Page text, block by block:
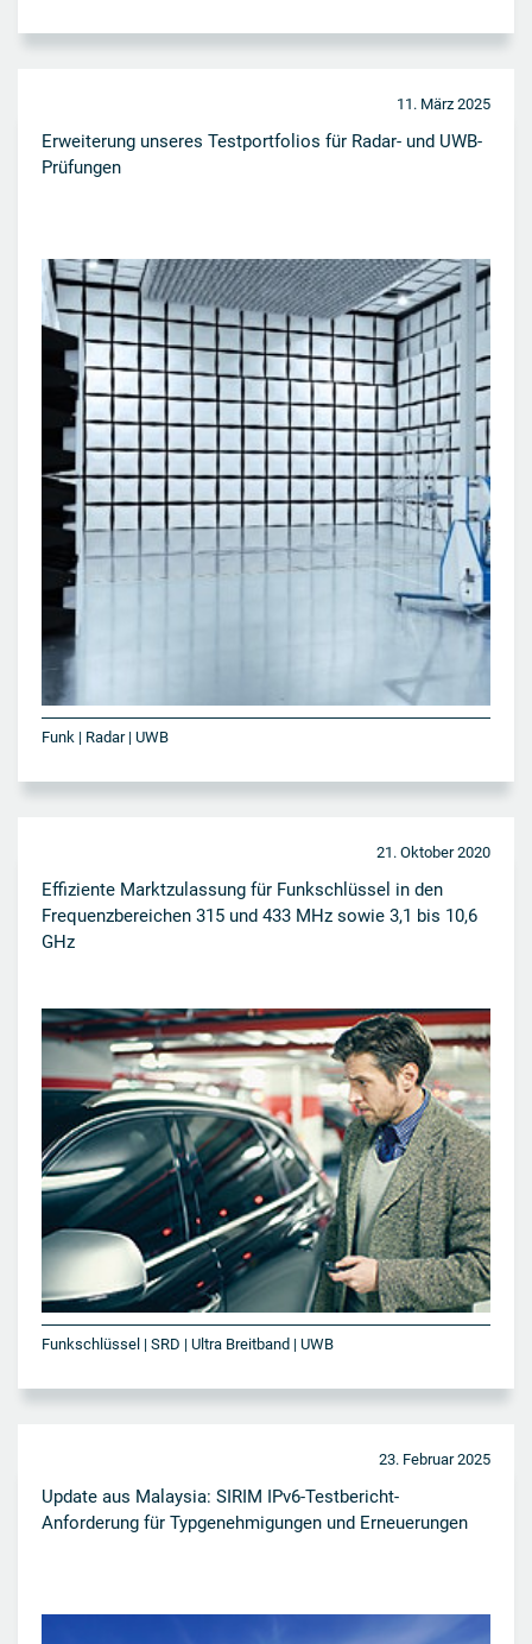
11. März 2025
Erweiterung unseres Testportfolios für Radar- und UWB-
Prüfungen
Funk | Radar | UWB
21. Oktober 2020
Effiziente Marktzulassung für Funkschlüssel in den
Frequenzbereichen 315 und 433 MHz sowie 3,1 bis 10,6
GHz
Funkschlüssel | SRD | Ultra Breitband | UWB
23. Februar 2025
Update aus Malaysia: SIRIM IPv6-Testbericht-
Anforderung für Typgenehmigungen und Erneuerungen